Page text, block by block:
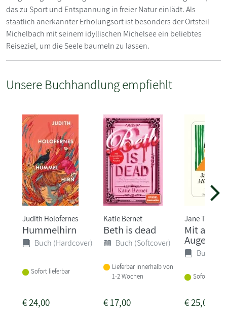
das zu Sport und Entspannung in freier Natur einlädt. Als
staatlich anerkannter Erholungsort ist besonders der Ortsteil
Michelbach mit seinem idyllischen Michelsee ein beliebtes
Reiseziel, um die Seele baumeln zu lassen.
Unsere Buchhandlung empfiehlt
Judith Holofernes
Hummelhirn
Buch (Hardcover)
Sofort lieferbar
€24,00
Katie Bernet
Beth is dead
Buch (Softcover)
Lieferbar innerhalb von
1-2 Wochen
€17,00
Jane Tara
Mit
Augen
Buch
Sofort
€25,00